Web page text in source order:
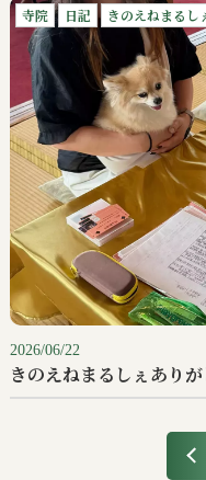
寺院 日記 きのえねまるし
2026/06/22
きのえねまるしぇありが